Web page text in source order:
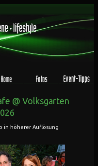
@ Volksgarten
in höherer Auflösung